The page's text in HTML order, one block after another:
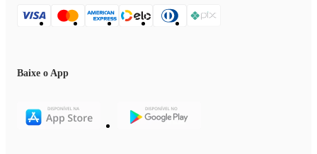
Baixe o App